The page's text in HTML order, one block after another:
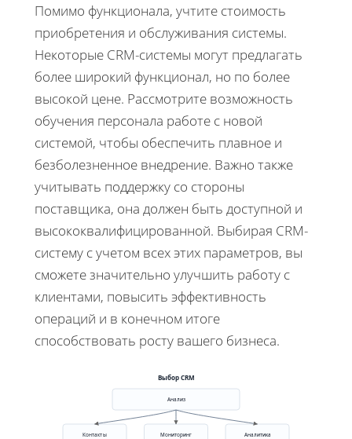
Помимо функционала, учтите стоимость
приобретения и обслуживания системы.
Некоторые CRM-системы могут предлагать
более широкий функционал, но по более
высокой цене. Рассмотрите возможность
обучения персонала работе с новой
системой, чтобы обеспечить плавное и
безболезненное внедрение. Важно также
учитывать поддержку со стороны
поставщика, она должен быть доступной и
высококвалифицированной. Выбирая CRM-
систему с учетом всех этих параметров, вы
сможете значительно улучшить работу с
клиентами, повысить эффективность
операций и в конечном итоге
способствовать росту вашего бизнеса.
Выбор CRM
Анализ
Контакты Мониторинг Аналитика